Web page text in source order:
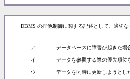
DBMS の排他制御に関する記述として、適切
ア データベースに障害が起きた場
イ データを参照する際の優先順位
ウ データを同時に更新しようとし